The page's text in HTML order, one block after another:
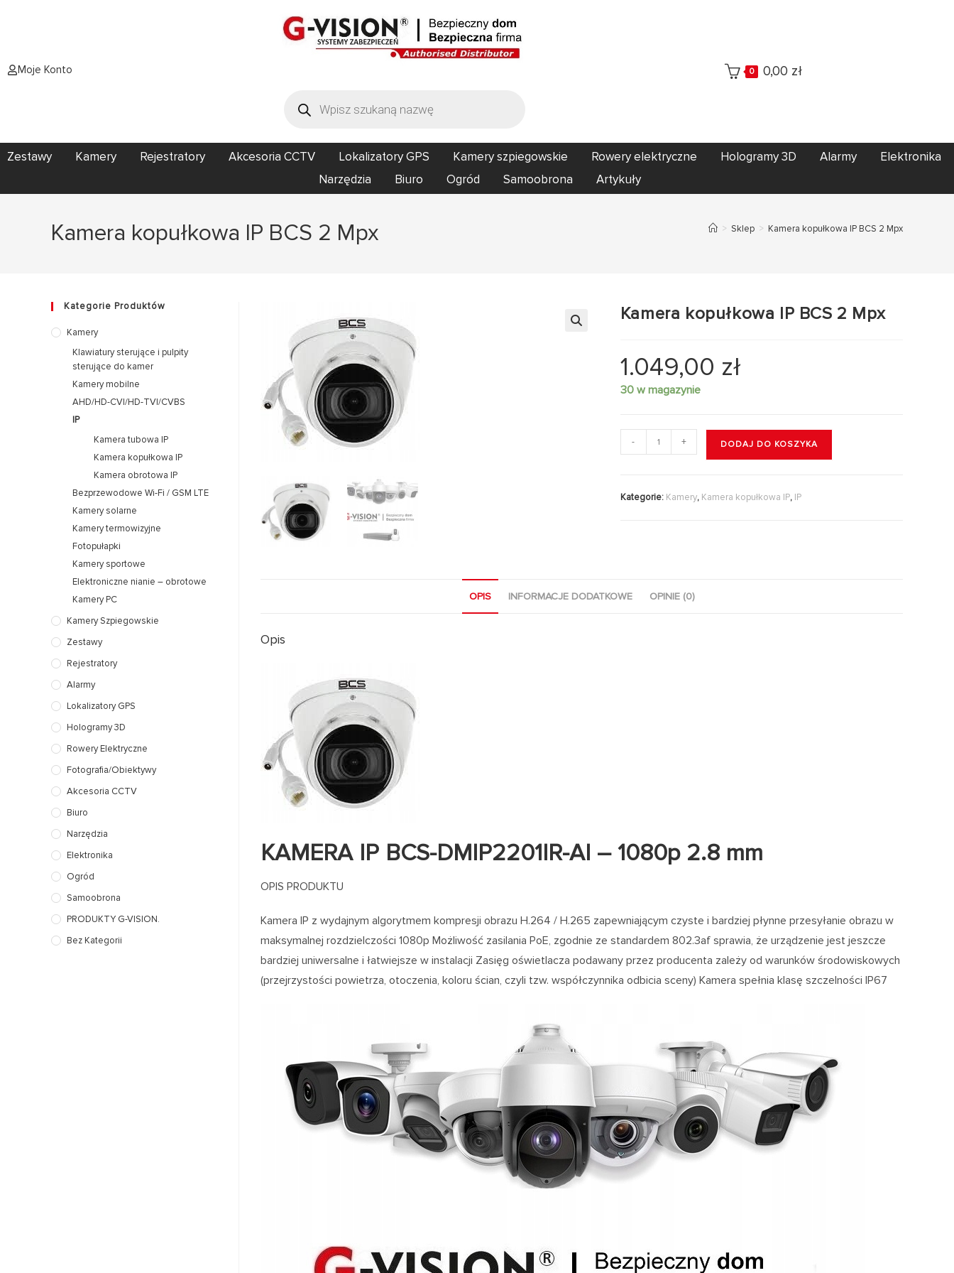
Moje Konto 0 0,00 zł
Zestawy Kamery Rejestratory Akcesoria CCTV Lokalizatory GPS Kamery szpiegowskie Rowery elektryczne Hologramy 3D Alarmy
Elektronika
Narzędzia
Biuro Ogród Samoobrona Artykuły
Kamera kopułkowa IP BCS 2 Mpx > Sklep > Kamera kopułkowa IP BCS 2 Mpx
Kamera kopułkowa IP BCS 2 Mpx
1.049,00 zł
30 w magazynie
- + DODAJ DO KOSZYKA
Kategorie: Kamery, Kamera kopułkowa IP, IP
OPIS INFORMACJE DODATKOWE OPINIE (0)
Opis
KAMERA IP BCS-DMIP2201IR-AI – 1080p 2.8 mm
OPIS PRODUKTU
Kamera IP z wydajnym algorytmem kompresji obrazu H.264 / H.265 zapewniającym czyste i bardziej płynne przesyłanie obrazu w
maksymalnej rozdzielczości 1080p Możliwość zasilania PoE, zgodnie ze standardem 802.3af sprawia, że urządzenie jest jeszcze
bardziej uniwersalne i łatwiejsze w instalacji Zasięg oświetlacza podawany przez producenta zależy od warunków środowiskowych
(przejrzystości powietrza, otoczenia, koloru ścian, czyli tzw. współczynnika odbicia sceny) Kamera spełnia klasę szczelności IP67
Kategorie Produktów
Kamery
Klawiatury sterujące i pulpity
sterujące do kamer
Kamery mobilne
AHD/HD-CVI/HD-TVI/CVBS
IP
Kamera tubowa IP
Kamera kopułkowa IP
Kamera obrotowa IP
Bezprzewodowe Wi-Fi / GSM LTE
Kamery solarne
Kamery termowizyjne
Fotopułapki
Kamery sportowe
Elektroniczne nianie – obrotowe
Kamery PC
Kamery Szpiegowskie
Zestawy
Rejestratory
Alarmy
Lokalizatory GPS
Hologramy 3D
Rowery Elektryczne
Fotografia/Obiektywy
Akcesoria CCTV
Biuro
Narzędzia
Elektronika
Ogród
Samoobrona
PRODUKTY G-VISION.
Bez Kategorii